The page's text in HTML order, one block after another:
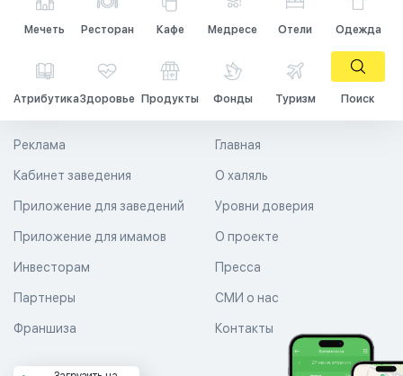
Мечеть Ресторан Кафе Медресе Отели Одежда
АтрибутикаЗдоровье Продукты Фонды Туризм Поиск
Главная
О халяль
Уровни доверия
Реклама
Кабинет заведения
Приложение для заведений
Приложение для имамов О проекте
Пресса
СМИ о нас
Контакты
Инвесторам
Партнеры
Франшиза